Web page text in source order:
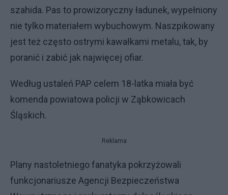
szahida. Pas to prowizoryczny ładunek, wypełniony
nie tylko materiałem wybuchowym. Naszpikowany
jest też często ostrymi kawałkami metalu, tak, by
poranić i zabić jak najwięcej ofiar.
Według ustaleń PAP celem 18-latka miała być
komenda powiatowa policji w Ząbkowicach
Śląskich.
Reklama
Plany nastoletniego fanatyka pokrzyżowali
funkcjonariusze Agencji Bezpieczeństwa